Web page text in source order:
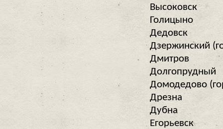
Высоковск
Голицыно
Дедовск
Дзержинский
Дмитров
Долгопрудный
Домодедово
Дрезна
Дубна
Егорьевск